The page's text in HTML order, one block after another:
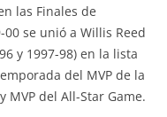
las Finales de
se unió a Willis Reed
y 1997-98) en la lista
del MVP de la
MVP del All-Star Game.